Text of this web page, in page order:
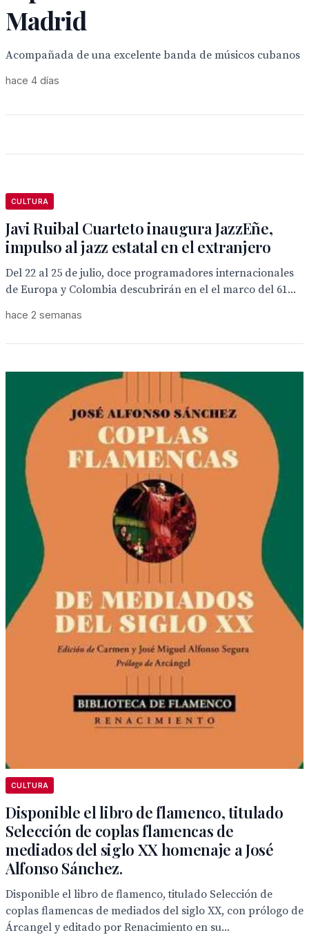
Madrid
Acompañada de una excelente banda de músicos cubanos
hace 4 días
CULTURA
Javi Ruibal Cuarteto inaugura JazzEñe,
impulso al jazz estatal en el extranjero
Del 22 al 25 de julio, doce programadores internacionales
de Europa y Colombia descubrirán en el el marco del 61...
hace 2 semanas
CULTURA
Disponible el libro de flamenco, titulado
Selección de coplas flamencas de
mediados del siglo XX homenaje a José
Alfonso Sánchez.
Disponible el libro de flamenco, titulado Selección de
coplas flamencas de mediados del siglo XX, con prólogo de
Árcangel y editado por Renacimiento en su...